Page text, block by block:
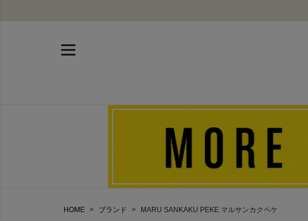
HOME ブランド MARU SANKAKU PEKE マルサンカクペケ